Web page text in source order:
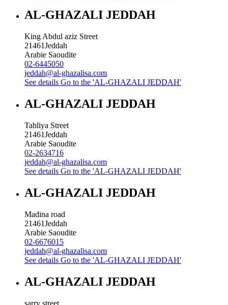
AL-GHAZALI JEDDAH
King Abdul aziz Street
21461Jeddah
Arabie Saoudite
02-6445050
jeddah@al-ghazalisa.com
See details Go to the 'AL-GHAZALI JEDDAH'
AL-GHAZALI JEDDAH
Tahliya Street
21461Jeddah
Arabie Saoudite
02-2634716
jeddah@al-ghazalisa.com
See details Go to the 'AL-GHAZALI JEDDAH'
AL-GHAZALI JEDDAH
Madina road
21461Jeddah
Arabie Saoudite
02-6676015
jeddah@al-ghazalisa.com
See details Go to the 'AL-GHAZALI JEDDAH'
AL-GHAZALI JEDDAH
sarry street